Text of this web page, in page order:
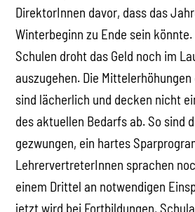
DirektorInnen davor, dass das
Winterbeginn zu Ende sein
Schulen droht das Geld noch im
auszugehen. Die
sind lächerlich und decken nicht
des aktuellen Bedarfs ab. So sind
gezwungen, ein hartes
LehrervertreterInnen sprachen
einem Drittel an notwendigen
jetzt wird bei Fortbildungen,